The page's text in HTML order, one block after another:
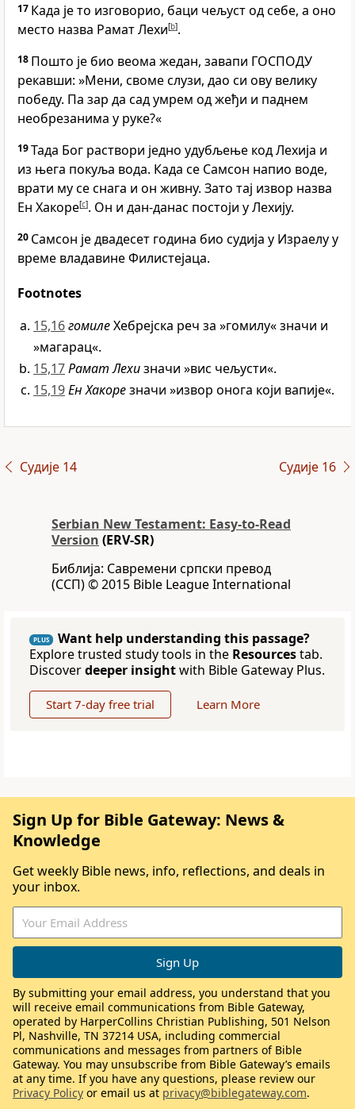
17 Када је то изговорио, баци чељуст од себе, а оно
место назва Рамат Лехи[b].
18 Пошто је био веома жедан, завапи ГОСПОДУ
рекавши: »Мени, своме слузи, дао си ову велику
победу. Па зар да сад умрем од жеђи и паднем
необрезанима у руке?«
19Тада Бог раствори једно удубљење код Лехија и
из њега покуља вода. Када се Самсон напио воде,
врати му се снага и он живну. Зато тај извор назва
Ен Хакоре[c]. Он и дан-данас постоји у Лехију.
20 Самсон је двадесет година био судија у Израелу у
време владавине Филистејаца.
Footnotes
15,16гомилеХебрејска реч за »гомилу« значи и
»магарац«.
15,17Рамат Лехизначи »вис чељусти«.
15,19Ен Хакорезначи »извор онога који вапије«.
Судије 14 Судије 16
Serbian New Testament: Easy-to-Read
Version (ERV-SR)
Библија: Савремени српски превод
(ССП) © 2015 Bible League International
PLUS
Want help understanding this passage?
Explore trusted study tools in the Resourcestab.
Discoverdeeper insightwith Bible Gateway Plus.
Start 7-day free trial Learn More
Sign Up for Bible Gateway: News &
Knowledge
Get weekly Bible news, info, reflections, and deals in
your inbox.
By submitting your email address, you understand that you
will receive email communications from Bible Gateway,
operated by HarperCollins Christian Publishing, 501 Nelson
Pl, Nashville, TN 37214 USA, including commercial
communications and messages from partners of Bible
Gateway. You may unsubscribe from Bible Gateway’s emails
at any time. If you have any questions, please review our
Privacy Policy or email us at privacy@biblegateway.com.